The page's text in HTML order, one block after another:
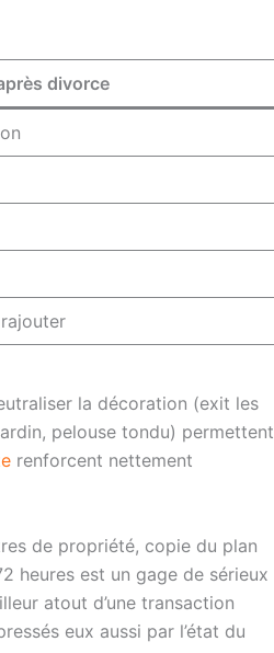
divorce
la décoration (exit les
pelouse tondu) permettent
renforcent nettement
de propriété, copie du plan
heures est un gage de sérieux
atout d’une transaction
eux aussi par l’état du